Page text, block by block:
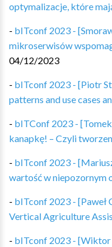
optymalizacje, które
- bITconf 2023 -
mikroserwisów
04/12/2023
- bITconf 2023 - [Piotr
patterns and use cases
- bITConf 2023 -
kanapkę! – Czyli
- bITconf 2023 -
wartość w niepozornym
- bITconf 2023 - [Paweł
Vertical Agriculture
- bITconf 2023 -